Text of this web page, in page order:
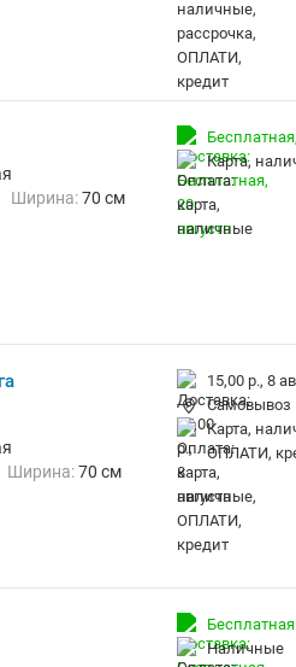
Ширина:70 см
Бесплатная,
карта,
Ширина:70 см
15,00 р., 8
Самовывоз
карта, наличные,
ОПЛАТИ,
Бесплатная
наличные